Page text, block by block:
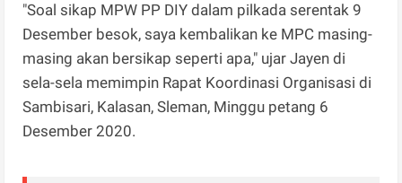
"Soal sikap MPW PP DIY dalam pilkada serentak 9
Desember besok, saya kembalikan ke MPC masing-
masing akan bersikap seperti apa," ujar Jayen di
sela-sela memimpin Rapat Koordinasi Organisasi di
Sambisari, Kalasan, Sleman, Minggu petang 6
Desember 2020.